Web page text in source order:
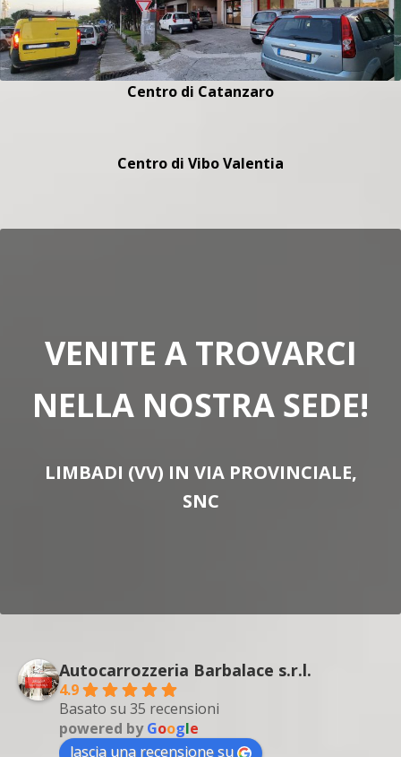
Centro di Catanzaro
Centro di Vibo Valentia
VENITE A TROVARCI
NELLA NOSTRA SEDE!
LIMBADI (VV) IN VIA PROVINCIALE,
SNC
Autocarrozzeria Barbalace s.r.l.
4.9
Basato su 35 recensioni
powered byGoogle
lascia una recensione su